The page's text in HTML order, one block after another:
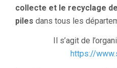
collecte et le recyclage
piles dans tous les
Il s’agit de
https://